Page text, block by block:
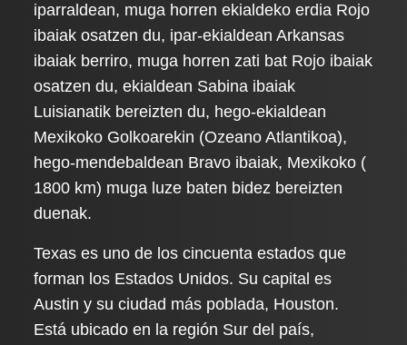
iparraldean, muga horren ekialdeko erdia Rojo
ibaiak osatzen du, ipar-ekialdean Arkansas
ibaiak berriro, muga horren zati bat Rojo ibaiak
osatzen du, ekialdean Sabina ibaiak
Luisianatik bereizten du, hego-ekialdean
Mexikoko Golkoarekin (Ozeano Atlantikoa),
hego-mendebaldean Bravo ibaiak, Mexikoko (
1800 km) muga luze baten bidez bereizten
duenak.
Texas es uno de los cincuenta estados que
forman los Estados Unidos. Su capital es
Austin y su ciudad más poblada, Houston.
Está ubicado en la región Sur del país,